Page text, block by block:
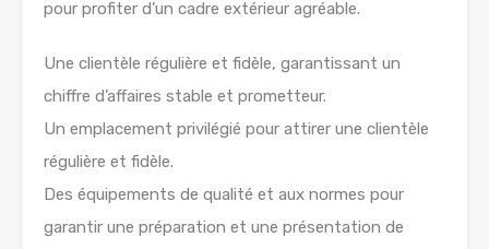
pour profiter d’un cadre extérieur agréable.
Une clientèle régulière et fidèle, garantissant un
chiffre d’affaires stable et prometteur.
Un emplacement privilégié pour attirer une clientèle
régulière et fidèle.
Des équipements de qualité et aux normes pour
garantir une préparation et une présentation de